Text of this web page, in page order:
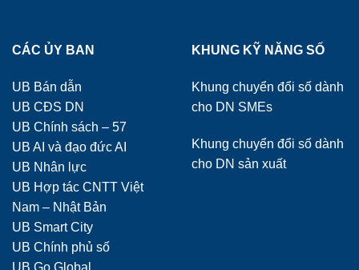
CÁC ỦY BAN
UB Bán dẫn
UB CĐS DN
UB Chính sách – 57
UB AI và đạo đức AI
UB Nhân lực
UB Hợp tác CNTT Việt
Nam – Nhật Bản
UB Smart City
UB Chính phủ số
UB Go Global
KHUNG KỸ NĂNG SỐ
Khung chuyển đổi số dành
cho DN SMEs
Khung chuyển đổi số dành
cho DN sản xuất